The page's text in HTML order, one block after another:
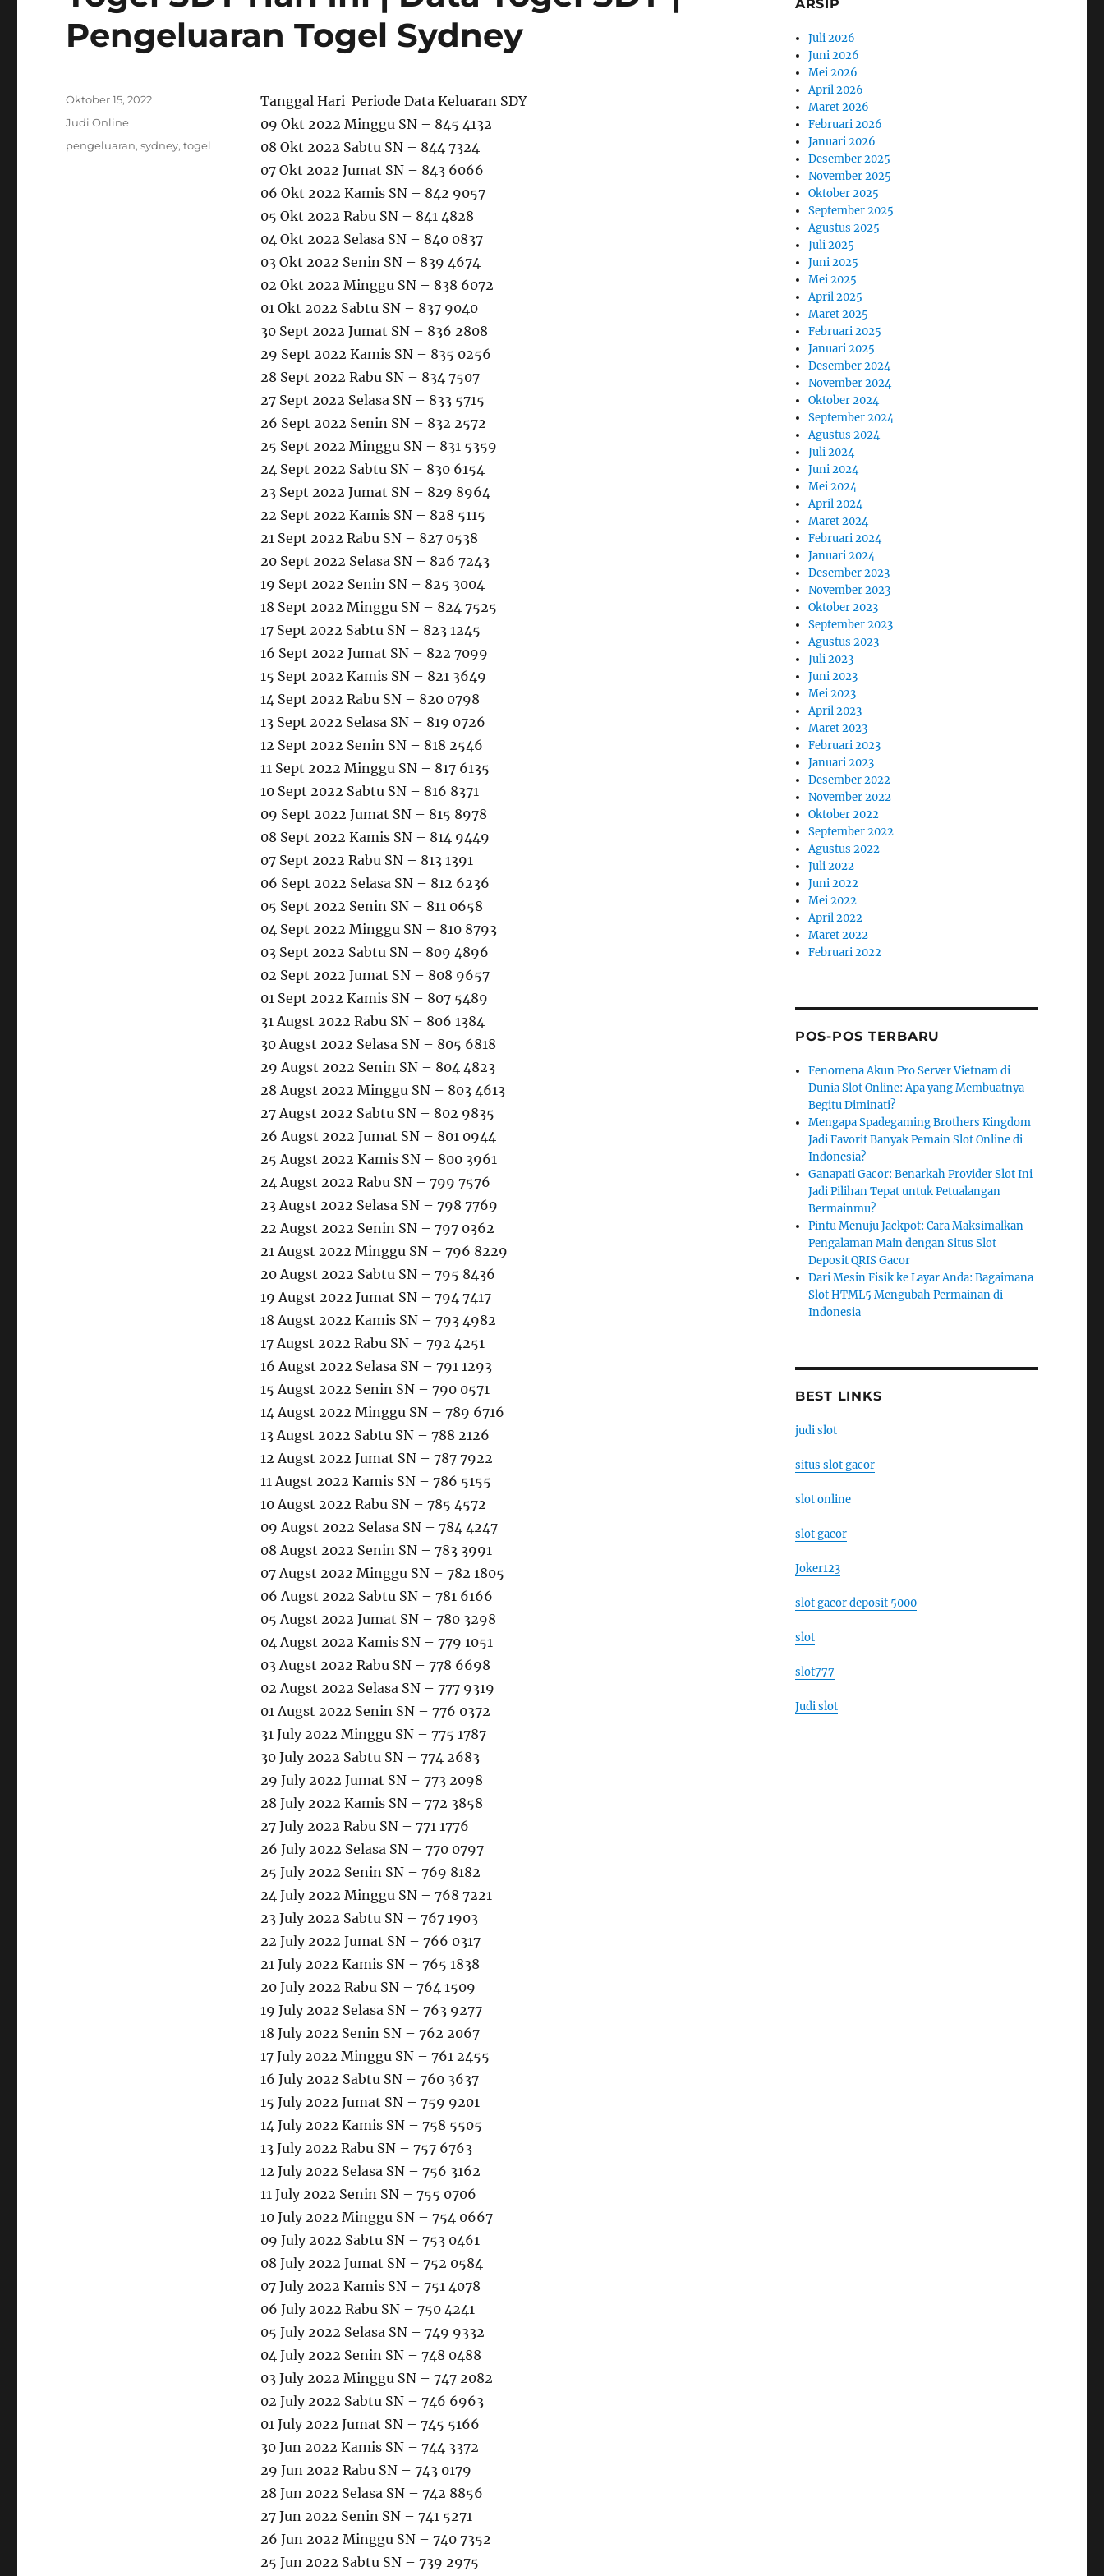
Pengeluaran Togel Sydney
Tanggal Hari Periode Data Keluaran SDY
09 Okt 2022 Minggu SN – 845 4132
08 Okt 2022 Sabtu SN – 844 7324
07 Okt 2022 Jumat SN – 843 6066
06 Okt 2022 Kamis SN – 842 9057
05 Okt 2022 Rabu SN – 841 4828
04 Okt 2022 Selasa SN – 840 0837
03 Okt 2022 Senin SN – 839 4674
02 Okt 2022 Minggu SN – 838 6072
01 Okt 2022 Sabtu SN – 837 9040
30 Sept 2022 Jumat SN – 836 2808
29 Sept 2022 Kamis SN – 835 0256
28 Sept 2022 Rabu SN – 834 7507
27 Sept 2022 Selasa SN – 833 5715
26 Sept 2022 Senin SN – 832 2572
25 Sept 2022 Minggu SN – 831 5359
24 Sept 2022 Sabtu SN – 830 6154
23 Sept 2022 Jumat SN – 829 8964
22 Sept 2022 Kamis SN – 828 5115
21 Sept 2022 Rabu SN – 827 0538
20 Sept 2022 Selasa SN – 826 7243
19 Sept 2022 Senin SN – 825 3004
18 Sept 2022 Minggu SN – 824 7525
17 Sept 2022 Sabtu SN – 823 1245
16 Sept 2022 Jumat SN – 822 7099
15 Sept 2022 Kamis SN – 821 3649
14 Sept 2022 Rabu SN – 820 0798
13 Sept 2022 Selasa SN – 819 0726
12 Sept 2022 Senin SN – 818 2546
11 Sept 2022 Minggu SN – 817 6135
10 Sept 2022 Sabtu SN – 816 8371
09 Sept 2022 Jumat SN – 815 8978
08 Sept 2022 Kamis SN – 814 9449
07 Sept 2022 Rabu SN – 813 1391
06 Sept 2022 Selasa SN – 812 6236
05 Sept 2022 Senin SN – 811 0658
04 Sept 2022 Minggu SN – 810 8793
03 Sept 2022 Sabtu SN – 809 4896
02 Sept 2022 Jumat SN – 808 9657
01 Sept 2022 Kamis SN – 807 5489
31 Augst 2022 Rabu SN – 806 1384
30 Augst 2022 Selasa SN – 805 6818
29 Augst 2022 Senin SN – 804 4823
28 Augst 2022 Minggu SN – 803 4613
27 Augst 2022 Sabtu SN – 802 9835
26 Augst 2022 Jumat SN – 801 0944
25 Augst 2022 Kamis SN – 800 3961
24 Augst 2022 Rabu SN – 799 7576
23 Augst 2022 Selasa SN – 798 7769
22 Augst 2022 Senin SN – 797 0362
21 Augst 2022 Minggu SN – 796 8229
20 Augst 2022 Sabtu SN – 795 8436
19 Augst 2022 Jumat SN – 794 7417
18 Augst 2022 Kamis SN – 793 4982
17 Augst 2022 Rabu SN – 792 4251
16 Augst 2022 Selasa SN – 791 1293
15 Augst 2022 Senin SN – 790 0571
14 Augst 2022 Minggu SN – 789 6716
13 Augst 2022 Sabtu SN – 788 2126
12 Augst 2022 Jumat SN – 787 7922
11 Augst 2022 Kamis SN – 786 5155
10 Augst 2022 Rabu SN – 785 4572
09 Augst 2022 Selasa SN – 784 4247
08 Augst 2022 Senin SN – 783 3991
07 Augst 2022 Minggu SN – 782 1805
06 Augst 2022 Sabtu SN – 781 6166
05 Augst 2022 Jumat SN – 780 3298
04 Augst 2022 Kamis SN – 779 1051
03 Augst 2022 Rabu SN – 778 6698
02 Augst 2022 Selasa SN – 777 9319
01 Augst 2022 Senin SN – 776 0372
31 July 2022 Minggu SN – 775 1787
30 July 2022 Sabtu SN – 774 2683
29 July 2022 Jumat SN – 773 2098
28 July 2022 Kamis SN – 772 3858
27 July 2022 Rabu SN – 771 1776
26 July 2022 Selasa SN – 770 0797
25 July 2022 Senin SN – 769 8182
24 July 2022 Minggu SN – 768 7221
23 July 2022 Sabtu SN – 767 1903
22 July 2022 Jumat SN – 766 0317
21 July 2022 Kamis SN – 765 1838
20 July 2022 Rabu SN – 764 1509
19 July 2022 Selasa SN – 763 9277
18 July 2022 Senin SN – 762 2067
17 July 2022 Minggu SN – 761 2455
16 July 2022 Sabtu SN – 760 3637
15 July 2022 Jumat SN – 759 9201
14 July 2022 Kamis SN – 758 5505
13 July 2022 Rabu SN – 757 6763
12 July 2022 Selasa SN – 756 3162
11 July 2022 Senin SN – 755 0706
10 July 2022 Minggu SN – 754 0667
09 July 2022 Sabtu SN – 753 0461
08 July 2022 Jumat SN – 752 0584
07 July 2022 Kamis SN – 751 4078
06 July 2022 Rabu SN – 750 4241
05 July 2022 Selasa SN – 749 9332
04 July 2022 Senin SN – 748 0488
03 July 2022 Minggu SN – 747 2082
02 July 2022 Sabtu SN – 746 6963
01 July 2022 Jumat SN – 745 5166
30 Jun 2022 Kamis SN – 744 3372
29 Jun 2022 Rabu SN – 743 0179
28 Jun 2022 Selasa SN – 742 8856
27 Jun 2022 Senin SN – 741 5271
26 Jun 2022 Minggu SN – 740 7352
25 Jun 2022 Sabtu SN – 739 2975
Posted
Oktober 15, 2022
Categories
Judi Online
Tags
pengeluaran,sydney,togel
ARSIP
Juli 2026
Juni 2026
Mei 2026
April 2026
Maret 2026
Februari 2026
Januari 2026
Desember 2025
November 2025
Oktober 2025
September 2025
Agustus 2025
Juli 2025
Juni 2025
Mei 2025
April 2025
Maret 2025
Februari 2025
Januari 2025
Desember 2024
November 2024
Oktober 2024
September 2024
Agustus 2024
Juli 2024
Juni 2024
Mei 2024
April 2024
Maret 2024
Februari 2024
Januari 2024
Desember 2023
November 2023
Oktober 2023
September 2023
Agustus 2023
Juli 2023
Juni 2023
Mei 2023
April 2023
Maret 2023
Februari 2023
Januari 2023
Desember 2022
November 2022
Oktober 2022
September 2022
Agustus 2022
Juli 2022
Juni 2022
Mei 2022
April 2022
Maret 2022
Februari 2022
POS-POS TERBARU
Fenomena Akun Pro Server Vietnam di
Dunia Slot Online: Apa yang Membuatnya
Begitu Diminati?
Mengapa Spadegaming Brothers Kingdom
Jadi Favorit Banyak Pemain Slot Online di
Indonesia?
Ganapati Gacor: Benarkah Provider Slot Ini
Jadi Pilihan Tepat untuk Petualangan
Bermainmu?
Pintu Menuju Jackpot: Cara Maksimalkan
Pengalaman Main dengan Situs Slot
Deposit QRIS Gacor
Dari Mesin Fisik ke Layar Anda: Bagaimana
Slot HTML5 Mengubah Permainan di
Indonesia
BEST LINKS
judi slot
situs slot gacor
slot online
slot gacor
Joker123
slot gacor deposit 5000
slot
slot777
Judi slot